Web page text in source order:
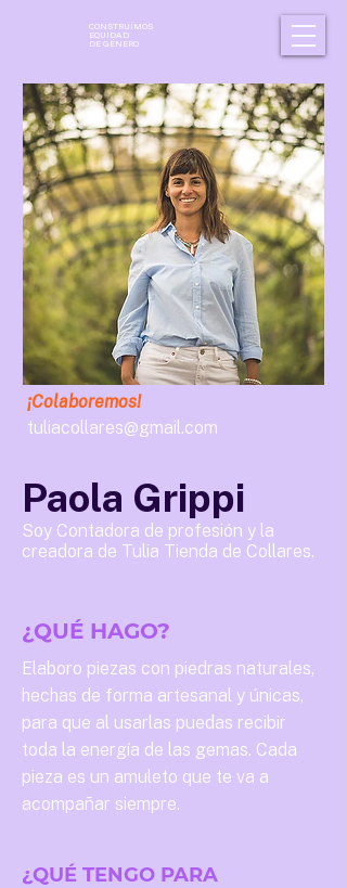
CONSTRUÍMOS
EQUIDAD
DE GÉNERO
¡Colaboremos!
tuliacollares@gmail.com
Paola Grippi
Soy Contadora de profesión y la
creadora de Tulia Tienda de Collares.
¿QUÉ HAGO?
Elaboro piezas con piedras naturales,
hechas de forma artesanal y únicas,
para que al usarlas puedas recibir
toda la energía de las gemas. Cada
pieza es un amuleto que te va a
acompañar siempre.
¿QUÉ TENGO PARA